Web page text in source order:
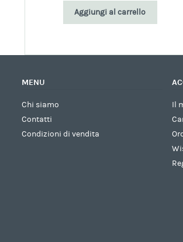
Aggiungi al carrello
MENU
Chi siamo
Contatti
Condizioni di vendita
Il